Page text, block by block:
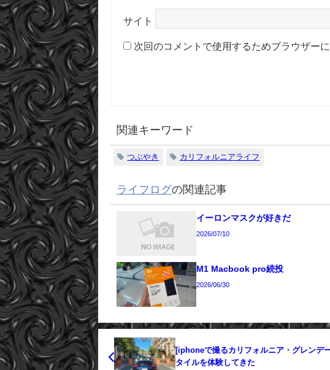
サイト
次回のコメントで使用するためブラウザー
関連キーワード
つぶやき カリフォルニアライフ
ライフログの関連記事
イーロンマスクが好きだ
2026/07/10
M1 Macbook pro続投
2026/06/30
[iphoneで撮るカリフォルニア・グレンデ
タイルを体験してきた